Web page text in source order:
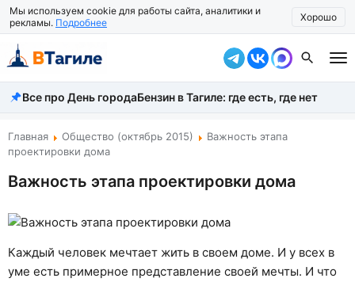
Мы используем cookie для работы сайта, аналитики и
рекламы. Подробнее Хорошо
Все новости
Происшествия
Жизнь
Экономика
Все про День городаБензин в Тагиле: где есть, где нет
Главная Общество (октябрь 2015)
Важность этапа
проектировки дома
Важность этапа проектировки дома
Каждый человек мечтает жить в своем доме. И у всех в
уме есть примерное представление своей мечты. И что